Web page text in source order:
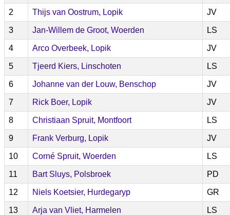
2 Thijs van Oostrum, Lopik JV
3 Jan-Willem de Groot, Woerden LS
4 Arco Overbeek, Lopik JV
5 Tjeerd Kiers, Linschoten LS
6 Johanne van der Louw, Benschop JV
7 Rick Boer, Lopik JV
8 Christiaan Spruit, Montfoort LS
9 Frank Verburg, Lopik JV
10 Corné Spruit, Woerden LS
11 Bart Sluys, Polsbroek PD
12 Niels Koetsier, Hurdegaryp GR
13 Arja van Vliet, Harmelen LS